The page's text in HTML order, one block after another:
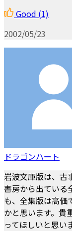
Good (1)
2002/05/23
ドラゴンハート
岩波文庫版は、古
書房から出ている
も、全集版は高価
かと思います。貴
ってほしいと思い